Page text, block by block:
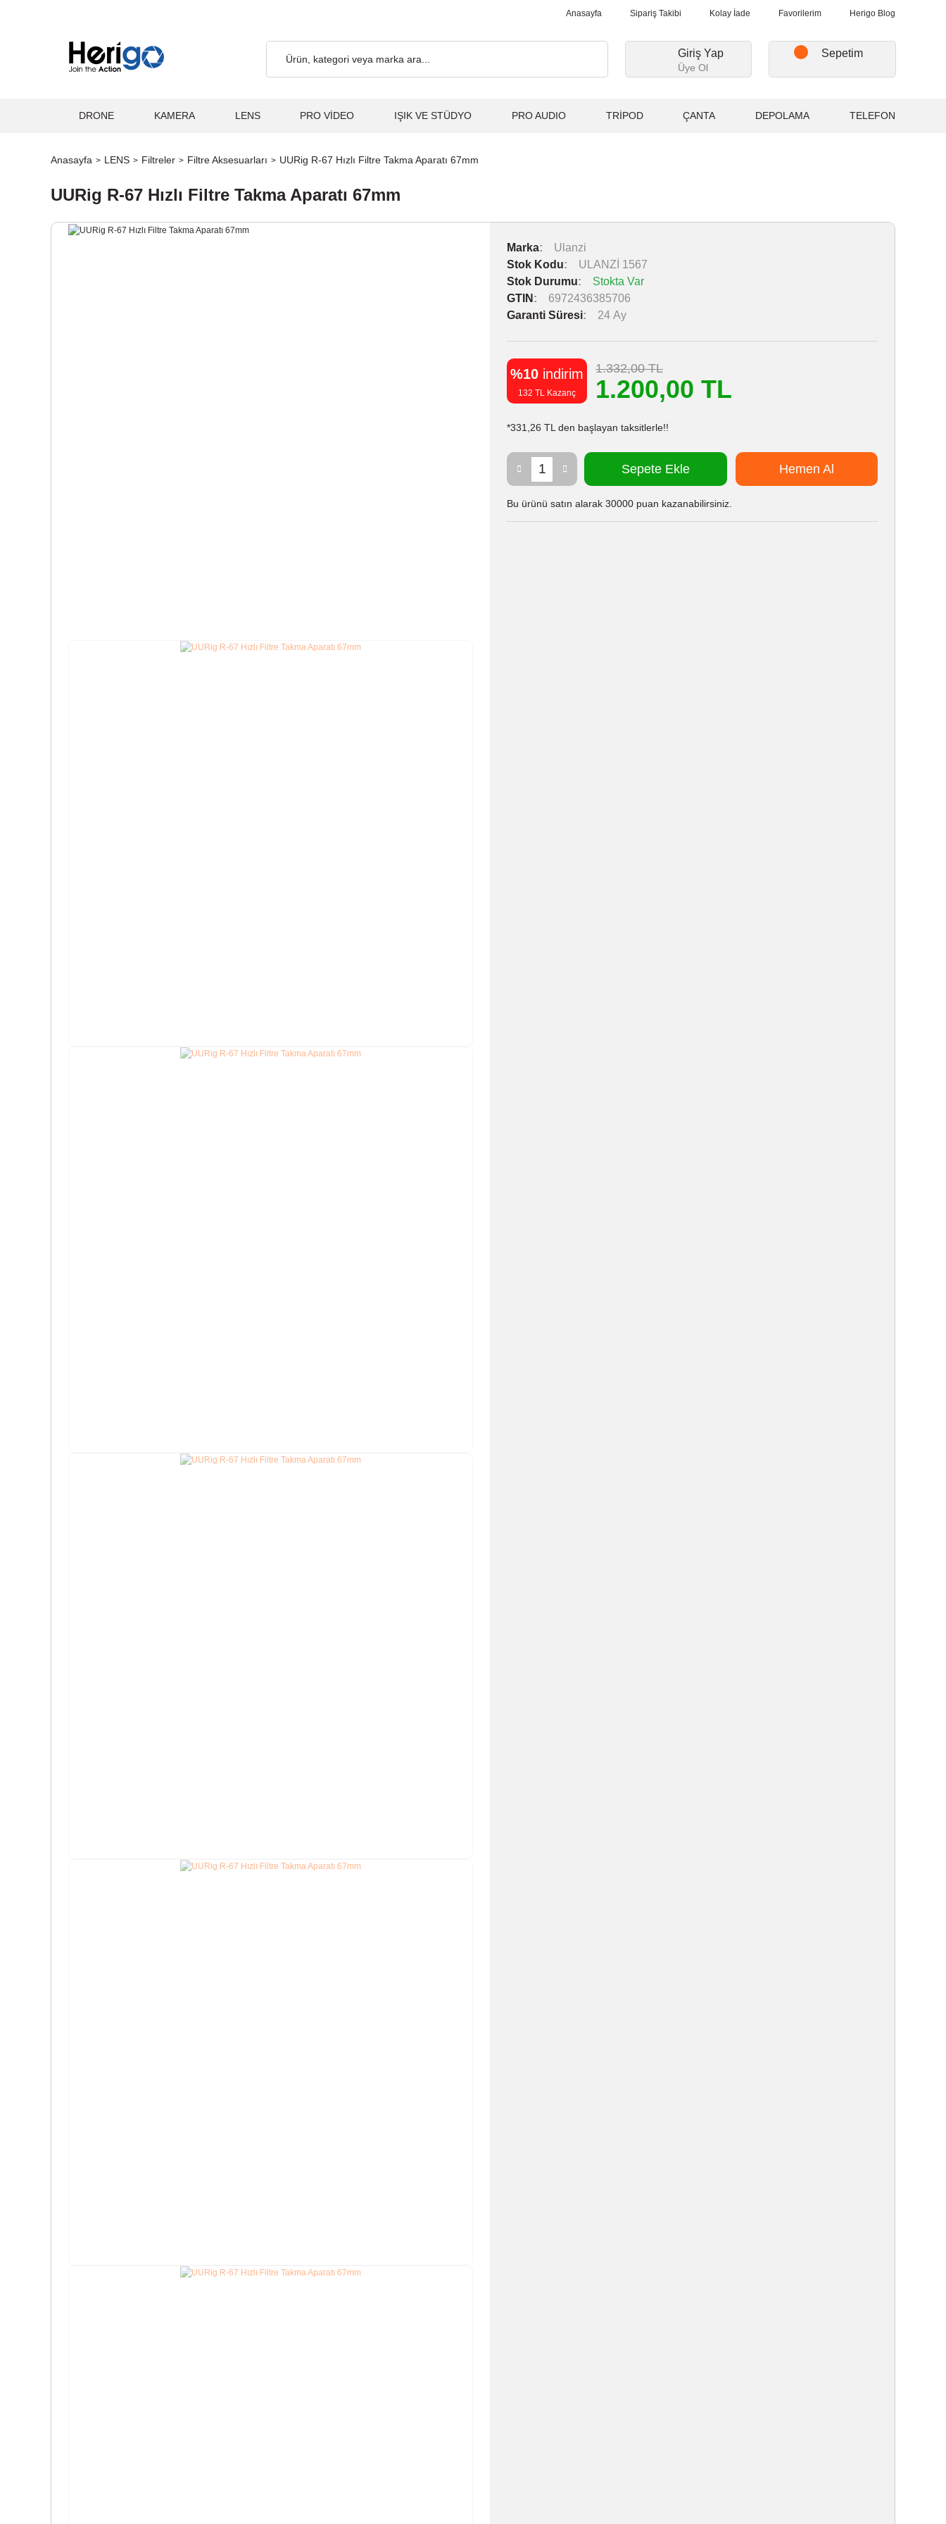
Anasayfa Sipariş Takibi Kolay İade Favorilerim Herigo Blog
Giriş Yap
Üye Ol
Sepetim
DRONE KAMERA LENS PRO VİDEO IŞIK VE STÜDYO PRO AUDIO TRİPOD ÇANTA DEPOLAMA TELEFON
Anasayfa LENS Filtreler Filtre Aksesuarları UURig R-67 Hızlı Filtre Takma Aparatı 67mm
UURig R-67 Hızlı Filtre Takma Aparatı 67mm
Marka
Ulanzi
Stok Kodu
ULANZİ 1567
Stok Durumu
Stokta Var
GTIN
6972436385706
Garanti Süresi
24 Ay
%10 indirim
132 TL Kazanç
1.332,00 TL
1.200,00 TL
*331,26 TL den başlayan taksitlerle!!
Sepete Ekle Hemen Al
Bu ürünü satın alarak 30000 puan kazanabilirsiniz.
Kargo Ücretsiz... 2.000₺ ve Üzeri Alışverişlerde, Kargo Ücretsiz... 2.000₺ ve Üzeri Alışverişlerde, Kargo Ücretsiz... 2.000₺ ve Üzeri Alışverişlerde, Kargo Ücretsiz...2.000₺ ve Üzeri